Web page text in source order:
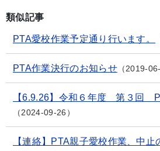
類似記事
PTA愛校作業予定通り行います。
PTA作業決行のお知らせ 2019-
【6.9.26】令和６年度 第３回
2024-09-26
【連絡】PTA親子愛校作業、中止